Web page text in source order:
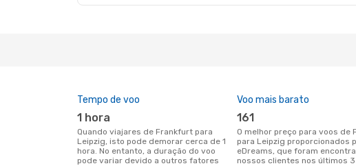
Tempo de voo
1 hora
Quando viajares de Frankfurt para
Leipzig, isto pode demorar cerca de 1
hora. No entanto, a duração do voo
pode variar devido a outros fatores
Voo mais barato
161
O melhor preço para voos de Frankfurt
para Leipzig proporcionados
eDreams, que foram
nossos clientes nos últimos